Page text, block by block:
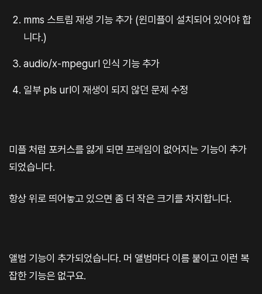
mms 스트림 재생 기능 추가 (윈미플이 설치되어 있어야 합
니다.)
audio/x-mpegurl 인식 기능 추가
일부 pls url이 재생이 되지 않던 문제 수정
미플 처럼 포커스를 잃게 되면 프레임이 없어지는 기능이 추가
되었습니다.
항상 위로 띄어놓고 있으면 좀 더 작은 크기를 차지합니다.
앨범 기능이 추가되었습니다. 머 앨범마다 이름 붙이고 이런 복
잡한 기능은 없구요.